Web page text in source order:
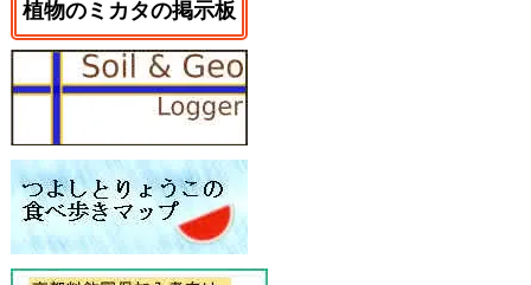
植物のミカタの掲示板